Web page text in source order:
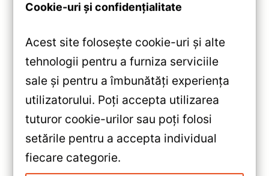
Navigatii ,NAVIGATII LEXUS
Navigație Teyes CC3 pentru Lexus RX
2015-2022 6+128GB 10.2″ QLED —
Recenzie Detaliată, Testare &
Recomandări
Analiză completă Teyes CC3 pentru Lexus RX:
Android 10, Octa-core 1.8GHz, 6+128GB, ecran QLED
10.2″, DSP audio și conectivitate 4G/Wi‑Fi.
Cookie-uri și confidențialitate
Acest site folosește cookie-uri și alte
tehnologii pentru a furniza serviciile
sale și pentru a îmbunătăți experiența
utilizatorului. Poți accepta utilizarea
tuturor cookie-urilor sau poți folosi
setările pentru a accepta individual
fiecare categorie.